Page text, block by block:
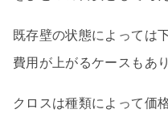
既存壁の状態によっては
費用が上がるケースもあり
クロスは種類によって価